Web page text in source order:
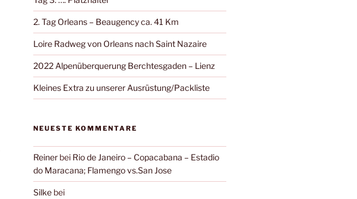
2. Tag Orleans – Beaugency ca. 41 Km
Loire Radweg von Orleans nach Saint Nazaire
2022 Alpenüberquerung Berchtesgaden – Lienz
Kleines Extra zu unserer Ausrüstung/Packliste
NEUESTE KOMMENTARE
Reinerbei Rio de Janeiro – Copacabana – Estadio
do Maracana; Flamengo vs.San Jose
Silkebei